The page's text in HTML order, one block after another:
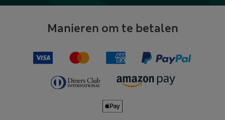
Manieren om te betalen